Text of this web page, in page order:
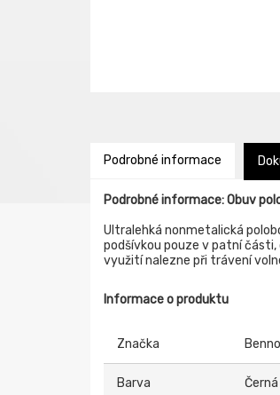
Podrobné informace
Podrobné informace: Obuv
Ultralehká nonmetalická
podšívkou pouze v patní
využití nalezne při trávení
Informace o produktu
Značka
Barva Černá